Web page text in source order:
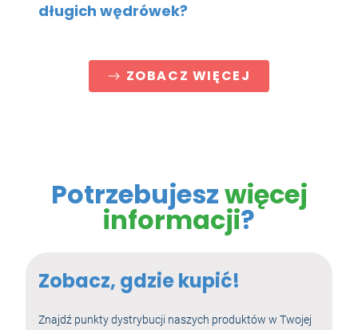
długich wędrówek?
ZOBACZ WIĘCEJ
Potrzebujeszwięcej
informacji?
Zobacz, gdzie kupić!
Znajdź punkty dystrybucji naszych produktów w Twojej